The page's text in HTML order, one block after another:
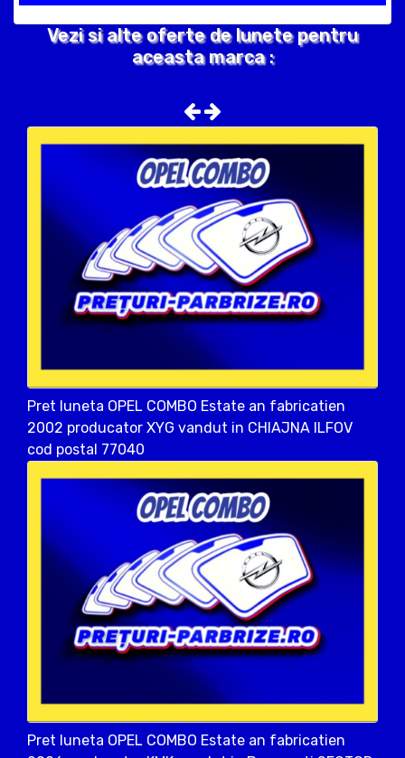
Vezi si alte oferte de lunete pentru
aceasta marca :
Pret luneta OPEL COMBO Estate an fabricatien
2002 producator XYG vandut in CHIAJNA ILFOV
cod postal 77040
Pret luneta OPEL COMBO Estate an fabricatien